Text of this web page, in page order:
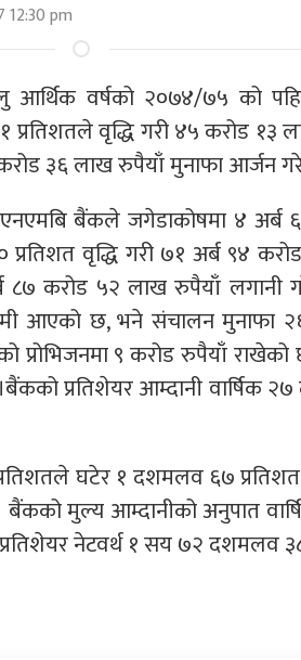
12:30 pm
वर्षको २०७४/७५ को
वृद्धि गरी ४५ करोड
३६ लाख रुपैयाँ मुनाफा आर्जन
बैंकले जगेडाकोषमा ४
वृद्धि गरी ७१ अर्ब ९४
करोड ५२ लाख रुपैयाँ लगानी
आएको छ, भने संचालन मुनाफा
प्रोभिजनमा ९ करोड रुपैयाँ
प्रतिशेयर आम्दानी वार्षिक
घटेर १ दशमलव ६७
बैंकको मुल्य आम्दानीको अनुपात
नेटवर्थ १ सय ७२ दशमलव